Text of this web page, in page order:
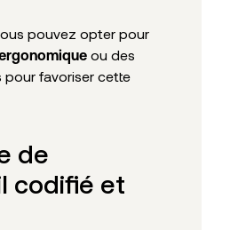
pouvez opter pour
ou des
pour favoriser cette
de
codifié et